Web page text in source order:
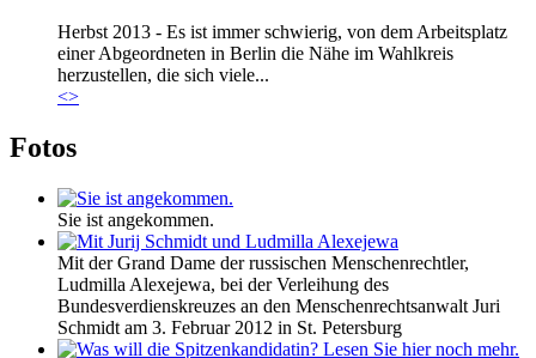
Marie_und_Wahlkreis.jpg
Marie_und_Wahlkreis.jpg
Herbst 2013 - Es ist immer schwierig, von dem Arbeitsplatz
einer Abgeordneten in Berlin die Nähe im Wahlkreis
herzustellen, die sich viele...
<>
Fotos
Sie ist angekommen.
Mit der Grand Dame der russischen Menschenrechtler,
Ludmilla Alexejewa, bei der Verleihung des
Bundesverdienskreuzes an den Menschenrechtsanwalt Juri
Schmidt am 3. Februar 2012 in St. Petersburg